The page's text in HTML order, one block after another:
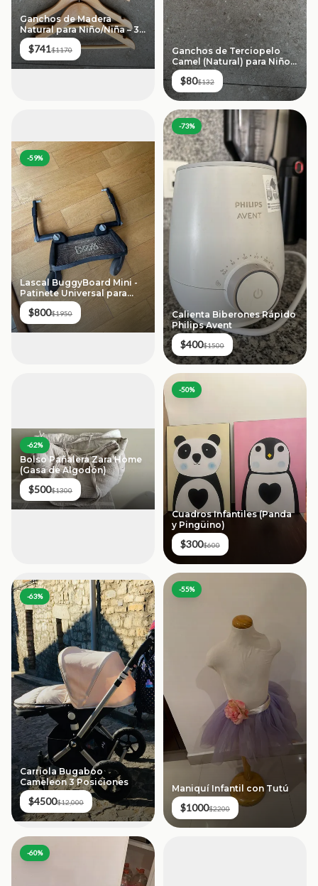
Ganchos de Madera
Natural para Niño/Niña – 39
piezas
$741$1170
Ganchos de Terciopelo
Camel (Natural) para Niños
– 8 piezas
$80$132
-59%
Lascal BuggyBoard Mini -
Patinete Universal para
Carriola
$800$1950
-73%
Calienta Biberones Rápido
Philips Avent
$400$1500
-62%
Bolso Pañalera Zara Home
(Gasa de Algodón)
$500$1300
-50%
Cuadros Infantiles (Panda
y Pingüino)
$300$600
-63%
Carriola Bugaboo
Cameleon 3 Posiciones
$4500$12,000
-55%
Maniquí Infantil con Tutú
$1000$2200
-60%